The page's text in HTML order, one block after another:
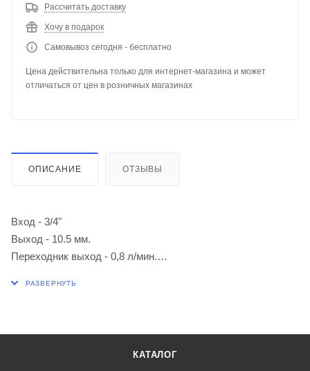
Рассчитать доставку
Хочу в подарок
Самовывоз сегодня - бесплатно
Цена действительна только для интернет-магазина и может
отличаться от цен в розничных магазинах
ОПИСАНИЕ ОТЗЫВЫ
Вход - 3/4"
Выход - 10.5 мм.
Переходник выход - 0,8 л/мин.
КАТАЛОГ